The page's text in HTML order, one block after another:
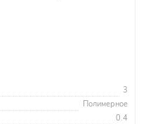
3
Полимерное
0.4